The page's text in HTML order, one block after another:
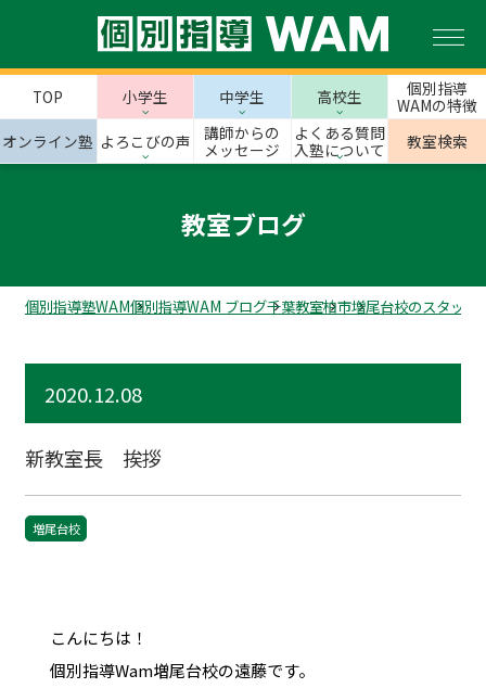
TOP 小学生 中学生 高校生
個別指導
WAMの特徴
オンライン塾 よろこびの声
講師からの
メッセージ
よくある質問
入塾について
教室検索
教室ブログ
個別指導塾WAM個別指導WAM ブログ千葉教室柏市増尾台校のスタッフ
2020.12.08
新教室長 挨拶
増尾台校
こんにちは！
個別指導Wam増尾台校の遠藤です。